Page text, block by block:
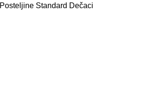
Posteljine Standard Dečaci